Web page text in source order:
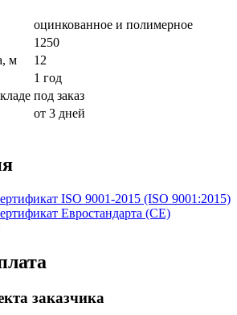
оцинкованное и полимерное
1250
м
12
1 год
под заказ
от 3 дней
ISO 9001-2015 (ISO 9001:2015)
Евростандарта (CE)
заказчика